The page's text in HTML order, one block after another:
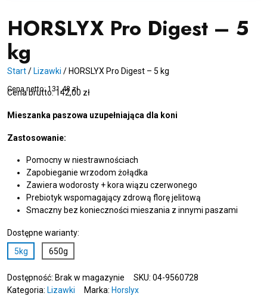
HORSLYX Pro Digest – 5
kg
Start/ Lizawki / HORSLYX Pro Digest – 5 kg
Cena netto:131,48zł
Cena brutto:142,00 zł
Mieszanka paszowa uzupełniająca dla koni
Zastosowanie:
Pomocny w niestrawnościach
Zapobieganie wrzodom żołądka
Zawiera wodorosty + kora wiązu czerwonego
Prebiotyk wspomagający zdrową florę jelitową
Smaczny bez konieczności mieszania z innymi paszami
Dostępne warianty:
5kg
650g
Dostępność: Brak w magazynie SKU: 04-9560728
Kategoria: Lizawki Marka: Horslyx